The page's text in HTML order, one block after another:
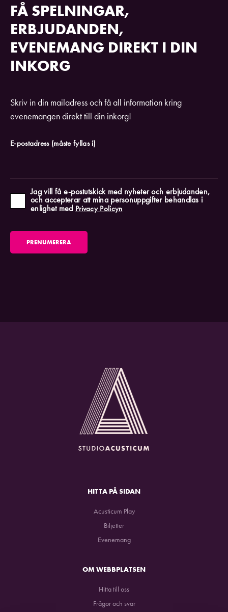
FÅ SPELNINGAR,
ERBJUDANDEN,
EVENEMANG DIREKT I DIN
INKORG
Skriv in din mailadress och få all information kring
evenemangen direkt till din inkorg!
E-postadress (måste fyllas i)
Jag vill få e-postutskick med nyheter och erbjudanden,
och accepterar att mina personuppgifter behandlas i
enlighet med Privacy Policyn
PRENUMERERA
HITTA PÅ SIDAN
Acusticum Play
Biljetter
Evenemang
OM WEBBPLATSEN
Hitta till oss
Frågor och svar